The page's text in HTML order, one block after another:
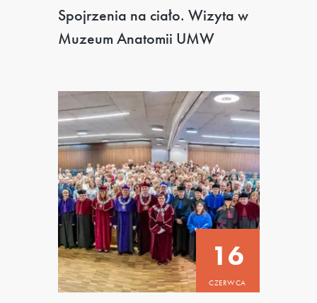
Spojrzenia na ciało. Wizyta w
Muzeum Anatomii UMW
16
CZERWCA